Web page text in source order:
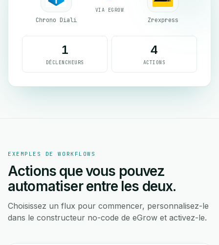
Chrono Diali
VIA EGROW
Zrexpress
1
DÉCLENCHEURS
4
ACTIONS
EXEMPLES DE WORKFLOWS
Actions que vous pouvez
automatiser entre les deux.
Choisissez un flux pour commencer, personnalisez-le
dans le constructeur no-code de eGrow et activez-le.